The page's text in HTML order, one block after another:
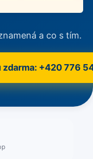
a co s tím.
+420 776